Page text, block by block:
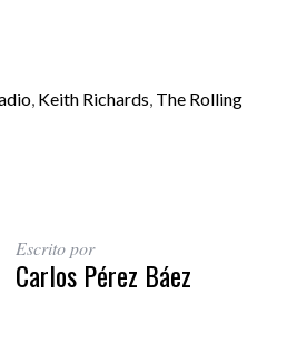
, Keith Richards, The Rolling
Escrito por
Carlos Pérez Báez